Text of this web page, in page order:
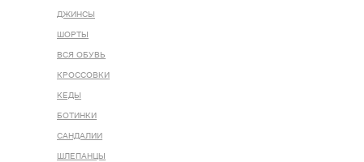
ДЖИНСЫ
ШОРТЫ
ВСЯ ОБУВЬ
КРОССОВКИ
КЕДЫ
БОТИНКИ
САНДАЛИИ
ШЛЕПАНЦЫ